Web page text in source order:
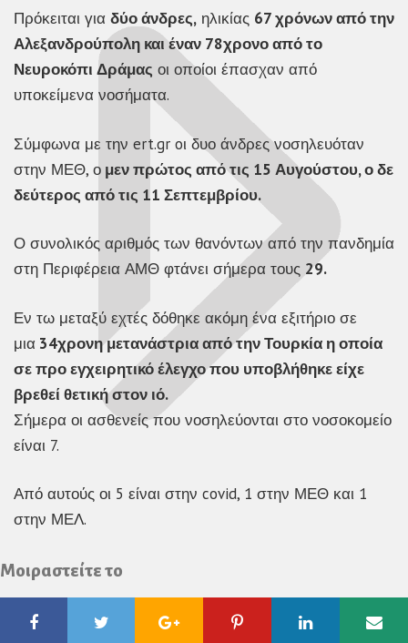
Πρόκειται για δύο άνδρες, ηλικίας 67 χρόνων από την
Αλεξανδρούπολη και έναν 78χρονο από το
Νευροκόπι Δράμας οι οποίοι έπασχαν από
υποκείμενα νοσήματα.
Σύμφωνα με την ert.gr oι δυο άνδρες νοσηλευόταν
στην ΜΕΘ, ο μεν πρώτος από τις 15 Αυγούστου, ο δε
δεύτερος από τις 11 Σεπτεμβρίου.
Ο συνολικός αριθμός των θανόντων από την πανδημία
στη Περιφέρεια ΑΜΘ φτάνει σήμερα τους 29.
Εν τω μεταξύ εχτές δόθηκε ακόμη ένα εξιτήριο σε
μια 34χρονη μετανάστρια από την Τουρκία η οποία
σε προ εγχειρητικό έλεγχο που υποβλήθηκε είχε
βρεθεί θετική στον ιό.
Σήμερα οι ασθενείς που νοσηλεύονται στο νοσοκομείο
είναι 7.
Από αυτούς οι 5 είναι στην covid, 1 στην ΜΕΘ και 1
στην ΜΕΛ.
Μοιραστείτε το
FacebookTwitter Google Pinterest Linkedin